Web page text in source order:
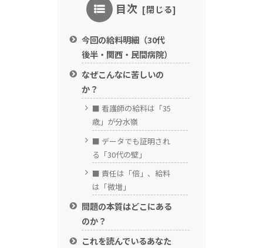
目次
今回の給料明細（30代
後半・関西・民間病院）
なぜこんなに苦しいの
か？
■ 看護師の給料は「35
歳」が分水嶺
■ データでも証明され
る「30代の壁」
■ 責任は「倍」、給料
は「微増」
問題の本質はどこにある
のか？
これを読んでいるあなた